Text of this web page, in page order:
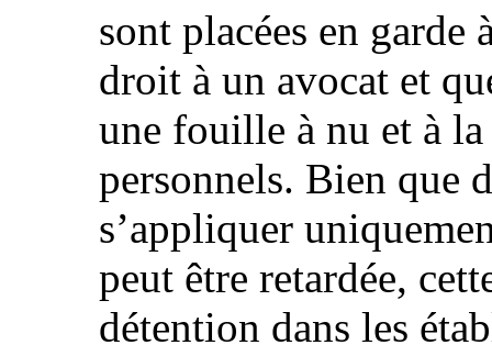
sont placées en garde
droit à un avocat et
une fouille à nu et à
personnels. Bien que
s’appliquer
peut être retardée,
détention dans les